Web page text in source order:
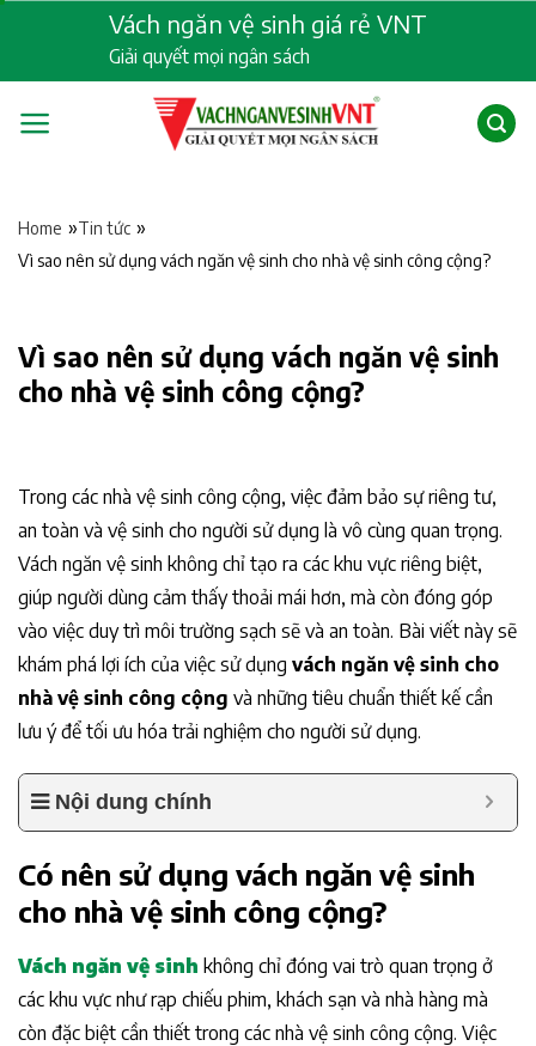
content
Vách ngăn vệ sinh giá rẻ VNT
Giải quyết mọi ngân sách
Home »Tin tức »
Vì sao nên sử dụng vách ngăn vệ sinh cho nhà vệ sinh công cộng?
Vì sao nên sử dụng vách ngăn vệ sinh
cho nhà vệ sinh công cộng?
Trong các nhà vệ sinh công cộng, việc đảm bảo sự riêng tư,
an toàn và vệ sinh cho người sử dụng là vô cùng quan trọng.
Vách ngăn vệ sinh không chỉ tạo ra các khu vực riêng biệt,
giúp người dùng cảm thấy thoải mái hơn, mà còn đóng góp
vào việc duy trì môi trường sạch sẽ và an toàn. Bài viết này sẽ
khám phá lợi ích của việc sử dụng vách ngăn vệ sinh cho
nhà vệ sinh công cộng và những tiêu chuẩn thiết kế cần
lưu ý để tối ưu hóa trải nghiệm cho người sử dụng.
Nội dung chính
Có nên sử dụng vách ngăn vệ sinh
cho nhà vệ sinh công cộng?
Vách ngăn vệ sinh không chỉ đóng vai trò quan trọng ở
các khu vực như rạp chiếu phim, khách sạn và nhà hàng mà
còn đặc biệt cần thiết trong các nhà vệ sinh công cộng. Việc